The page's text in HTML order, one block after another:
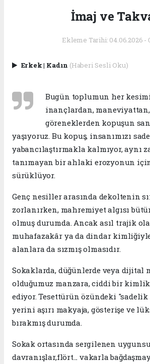
İmaj ve
Ekleme Tarihi: 04.06.2026 -
Erkek| Kadın (Haberi Sesli Oku)
Bugün toplumun her
inançlardan,
göreneklerden kopuşun
yaşıyoruz. Bu kopuş, insanımızı
yabancılaştırmakla kalmıyor, aynı
tanımayan bir ahlaki erozyonun
sürüklüyor.
Genç nesiller arasında dekoltenin
zorlanırken, mahremiyet algısı
olmuş durumda. Ancak asıl trajik
muhafazakâr ya da dindar
alanlara da sızmış olmasıdır.
Sokaklarda, düğünlerde veya dijital
olduğumuz manzara, ciddi bir
ediyor. Tesettürün özündeki
yerini aşırı makyaja, gösterişe ve
bırakmış durumda.
Sokak ortasında sergilenen
davranışlar,flört... vakarla